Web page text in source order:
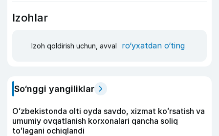
Izohlar
Izoh qoldirish uchun, avval ro‘yxatdan o‘ting
So‘nggi yangiliklar
Oʻzbekistonda olti oyda savdo, xizmat koʻrsatish va
umumiy ovqatlanish korxonalari qancha soliq
toʻlagani ochiqlandi